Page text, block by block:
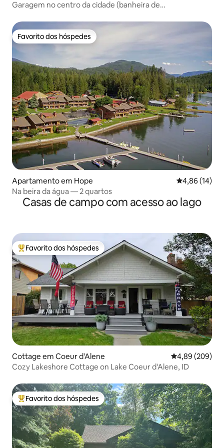
Garagem no centro da cidade (banheira de
Favorito dos hóspedes
Favorito dos hóspedes
Apartamento em Hope Classificação
4,86 (14)
Na beira da água — 2 quartos
Casas de campo com acesso ao lago
Favoritos dos hóspedes mais apreciados
Favorito dos hóspedes
Cottage em Coeur d'Alene Classificação
4,89 (209)
Cozy Lakeshore Cottage on Lake Coeur d'Alene, ID
Favoritos dos hóspedes mais apreciados
Favorito dos hóspedes